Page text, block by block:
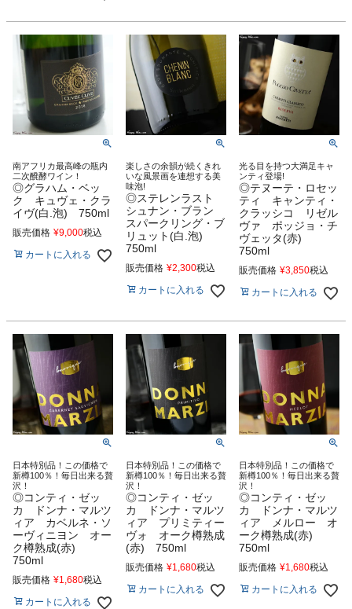
南アフリカ最高峰の瓶内
二次醗酵ワイン！
◎グラハム・ベッ
ク キュヴェ・クラ
イヴ(白.泡) 750ml
販売価格 ¥9,000税込
カートに入れる
楽しさの余韻が続くきれ
いな風景画を連想する美
味泡!
◎ステレンラスト
シュナン・ブラン
スパークリング・ブ
リュット(白.泡)
750ml
販売価格 ¥2,300税込
カートに入れる
光る目を持つ大満足キャ
ンティ登場!
◎テヌーテ・ロセッ
ティ キャンティ・
クラッシコ リゼル
ヴァ ポッジョ・チ
ヴェッタ(赤)
750ml
販売価格 ¥3,850税込
カートに入れる
日本特別品！この価格で
新樽100％！毎日出来る贅
沢！
◎コンティ・ゼッ
カ ドンナ・マルツ
ィア カベルネ・ソ
ーヴィニヨン オー
ク樽熟成(赤)
750ml
販売価格 ¥1,680税込
カートに入れる
日本特別品！この価格で
新樽100％！毎日出来る贅
沢！
◎コンティ・ゼッ
カ ドンナ・マルツ
ィア プリミティー
ヴォ オーク樽熟成
(赤) 750ml
販売価格 ¥1,680税込
カートに入れる
日本特別品！この価格で
新樽100％！毎日出来る贅
沢！
◎コンティ・ゼッ
カ ドンナ・マルツ
ィア メルロー オ
ーク樽熟成(赤)
750ml
販売価格 ¥1,680税込
カートに入れる